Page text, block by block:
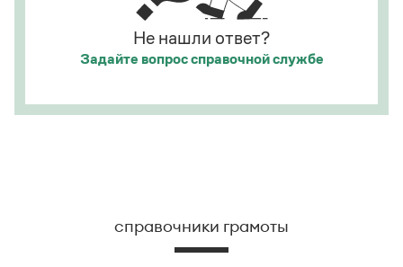
Не нашли ответ?
Задайте вопроссправочной службе
справочники грамоты